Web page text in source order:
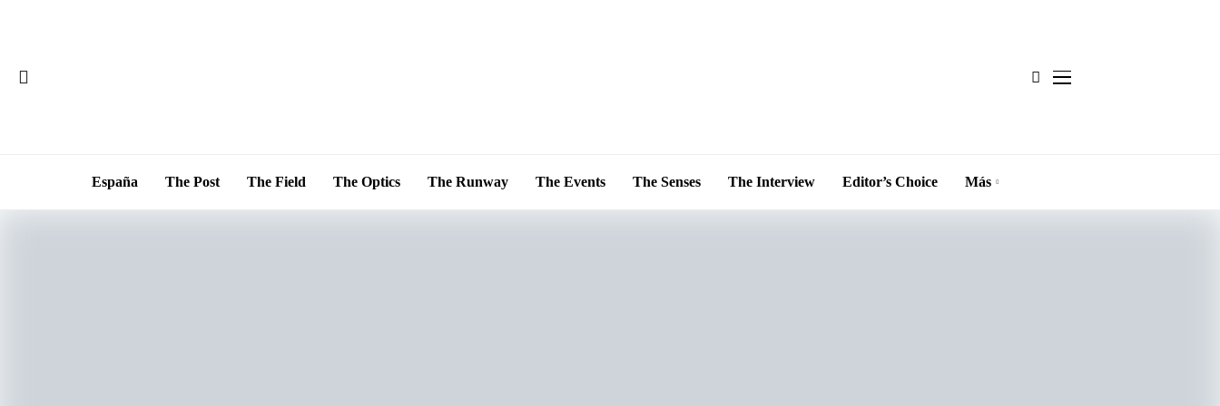
España The Post The Field The Optics The Runway The Events The Senses The Interview Editor’s Choice Más